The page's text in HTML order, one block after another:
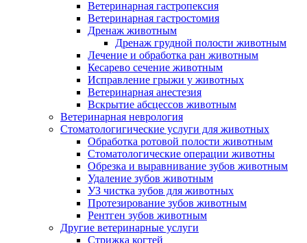
Ветеринарная гастропексия
Ветеринарная гастростомия
Дренаж животным
Дренаж грудной полости животным
Лечение и обработка ран животным
Кесарево сечение животным
Исправление грыжи у животных
Ветеринарная анестезия
Вскрытие абсцессов животным
Ветеринарная неврология
Стоматологигические услуги для животных
Обработка ротовой полости животным
Стоматологические операции животны
Обрезка и выравнивание зубов животным
Удаление зубов животным
УЗ чистка зубов для животных
Протезирование зубов животным
Рентген зубов животным
Другие ветеринарные услуги
Стрижка когтей